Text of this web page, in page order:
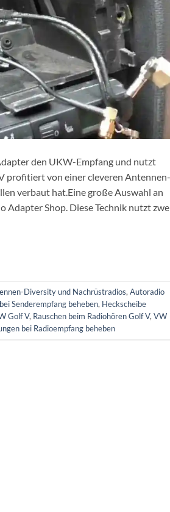
den UKW-Empfang und nutzt
profitiert von einer cleveren Antennen-
verbaut hat.Eine große Auswahl an
Shop. Diese Technik nutzt
Diversity und Nachrüstradios,Autoradio
Senderempfang beheben, Heckscheibe
Golf V, Rauschen beim Radiohören Golf V,VW
bei Radioempfang beheben